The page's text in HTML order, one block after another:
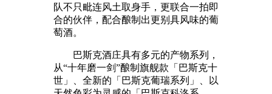
队不只毗连风土取身手，更联合一拍即
合的伙伴，配合酿制出更别具风味的葡
萄酒。
巴斯克酒庄具有多元的产物系列，
从“十年磨一剑”酿制旗舰款「巴斯克十
世」、全新的「巴斯克葡瑞系列」、以